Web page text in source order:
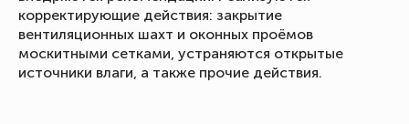
корректирующие действия: закрытие
вентиляционных шахт и оконных проёмов
москитными сетками, устраняются открытые
источники влаги, а также прочие действия.